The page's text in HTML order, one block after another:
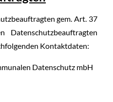
gem. Art. 37
Datenschutzbeauftragten
Kontaktdaten:
Datenschutz mbH